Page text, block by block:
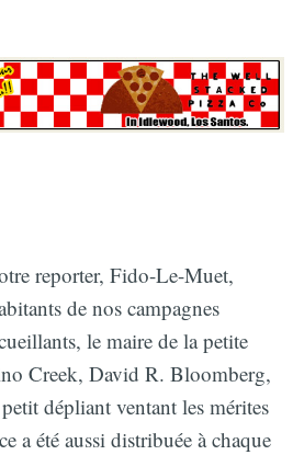
reporter, Fido-Le-Muet,
de nos campagnes
le maire de la petite
Creek, David R. Bloomberg,
dépliant ventant les mérites
a été aussi distribuée à chaque